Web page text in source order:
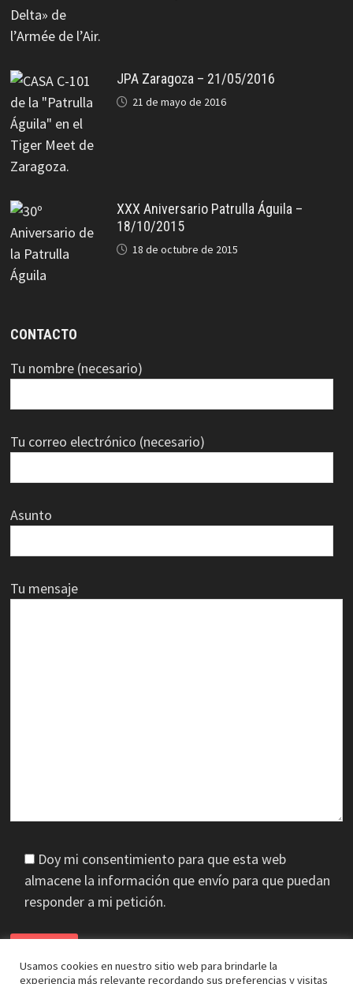
JPA Zaragoza – 21/05/2016
21 de mayo de 2016
XXX Aniversario Patrulla Águila –
18/10/2015
18 de octubre de 2015
CONTACTO
Tu nombre (necesario)
Tu correo electrónico (necesario)
Asunto
Tu mensaje
Doy mi consentimiento para que esta web
almacene la información que envío para que puedan
responder a mi petición.
Usamos cookies en nuestro sitio web para brindarle la
experiencia más relevante recordando sus preferencias y visitas